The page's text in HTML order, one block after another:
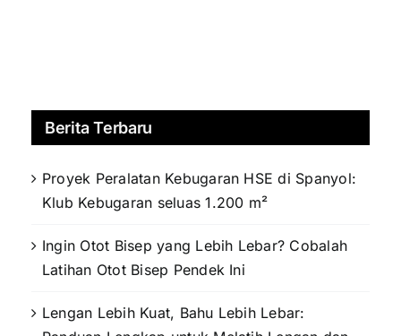
Berita Terbaru
Proyek Peralatan Kebugaran HSE di Spanyol:
Klub Kebugaran seluas 1.200 m²
Ingin Otot Bisep yang Lebih Lebar? Cobalah
Latihan Otot Bisep Pendek Ini
Lengan Lebih Kuat, Bahu Lebih Lebar: